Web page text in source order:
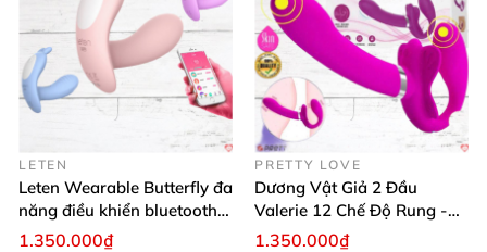
LETEN
Leten Wearable Butterfly đa
năng điều khiển bluetooth,
siêu thật, dễ dùng
1.350.000₫
PRETTY LOVE
Dương Vật Giả 2 Đầu
Valerie 12 Chế Độ Rung -
Tăng Khoái Cảm
1.350.000₫